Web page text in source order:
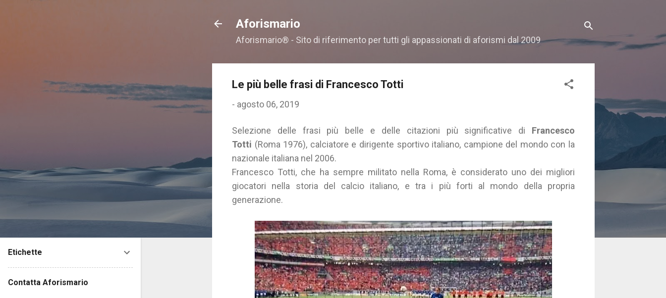
Aforismario
Aforismario® - Sito di riferimento per tutti gli appassionati di aforismi dal 2009
Le più belle frasi di Francesco Totti
- agosto 06, 2019
Selezione delle frasi più belle e delle citazioni più significative di Francesco
Totti (Roma 1976), calciatore e dirigente sportivo italiano, campione del mondo con la
nazionale italiana nel 2006.
Francesco Totti, che ha sempre militato nella Roma, è considerato uno dei migliori
giocatori nella storia del calcio italiano, e tra i più forti al mondo della propria
generazione.
Etichette
Contatta Aforismario